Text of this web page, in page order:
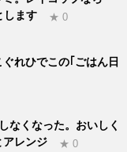
します
★ 0
れひでこの｢ごはん日
なくなった。おいしく
アレンジ
★ 0